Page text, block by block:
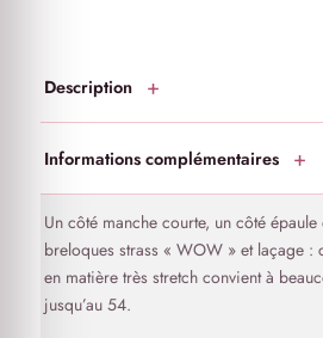
Description
Informations complémentaires
Un côté manche courte, un côté
breloques strass « WOW » et laçage :
en matière très stretch convient à
jusqu’au 54.